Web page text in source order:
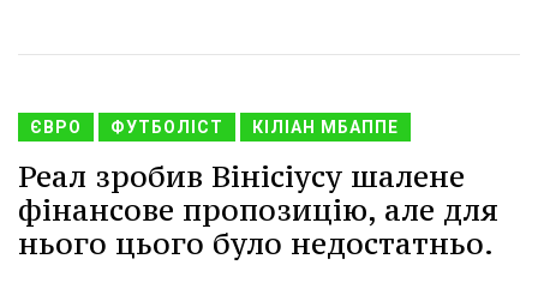
ЄВРО ФУТБОЛІСТ КІЛІАН МБАППЕ
Реал зробив Вінісіусу шалене
фінансове пропозицію, але для
нього цього було недостатньо.